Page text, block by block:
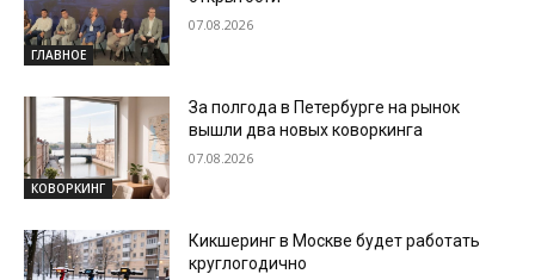
ГЛАВНОЕ
07.08.2026
КОВОРКИНГ
За полгода в Петербурге на рынок
вышли два новых коворкинга
07.08.2026
Кикшеринг в Москве будет работать
круглогодично